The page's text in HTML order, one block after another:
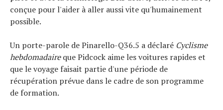
conçue pour l'aider à aller aussi vite qu'humainement
possible.
Un porte-parole de Pinarello-Q36.5 a déclaré Cyclisme
hebdomadaireque Pidcock aime les voitures rapides et
que le voyage faisait partie d'une période de
récupération prévue dans le cadre de son programme
de formation.